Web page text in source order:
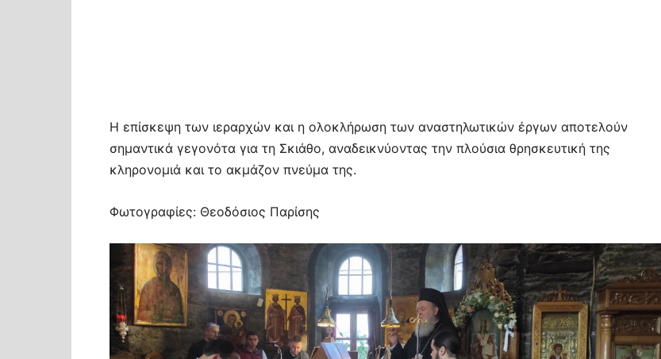
Η επίσκεψη των ιεραρχών και η ολοκλήρωση των αναστηλωτικών έργων αποτελούν
σημαντικά γεγονότα για τη Σκιάθο, αναδεικνύοντας την πλούσια θρησκευτική της
κληρονομιά και το ακμάζον πνεύμα της.
Φωτογραφίες: Θεοδόσιος Παρίσης